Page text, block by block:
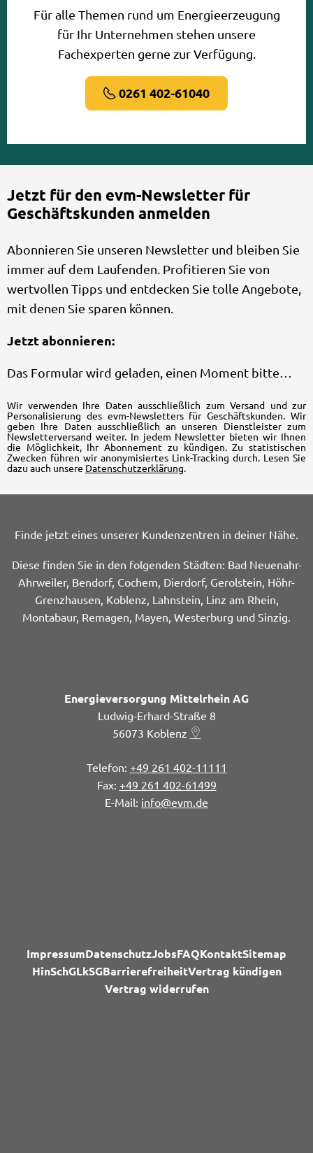
Für alle Themen rund um Energieerzeugung
für Ihr Unternehmen stehen unsere
Fachexperten gerne zur Verfügung.
0261 402-61040
Jetzt für den evm-Newsletter für
Geschäftskunden anmelden
Abonnieren Sie unseren Newsletter und bleiben Sie
immer auf dem Laufenden. Profitieren Sie von
wertvollen Tipps und entdecken Sie tolle Angebote,
mit denen Sie sparen können.
Jetzt abonnieren:
Das Formular wird geladen, einen Moment bitte…
Wir verwenden Ihre Daten ausschließlich zum Versand und zur
Personalisierung des evm-Newsletters für Geschäftskunden. Wir
geben Ihre Daten ausschließlich an unseren Dienstleister zum
Newsletterversand weiter. In jedem Newsletter bieten wir Ihnen
die Möglichkeit, Ihr Abonnement zu kündigen. Zu statistischen
Zwecken führen wir anonymisiertes Link-Tracking durch. Lesen Sie
dazu auch unsere Datenschutzerklärung.
Finde jetzt eines unserer Kundenzentren in deiner Nähe.
Diese finden Sie in den folgenden Städten: Bad Neuenahr-
Ahrweiler, Bendorf, Cochem, Dierdorf, Gerolstein, Höhr-
Grenzhausen, Koblenz, Lahnstein, Linz am Rhein,
Montabaur, Remagen, Mayen, Westerburg und Sinzig.
Energieversorgung Mittelrhein AG
Ludwig-Erhard-Straße 8
56073 Koblenz
+49 261 402-11111
+49 261 402-61499
info@evm.de
ImpressumDatenschutzJobsFAQKontaktSitemap
HinSchGLkSGBarrierefreiheitVertrag kündigen
Vertrag widerrufen